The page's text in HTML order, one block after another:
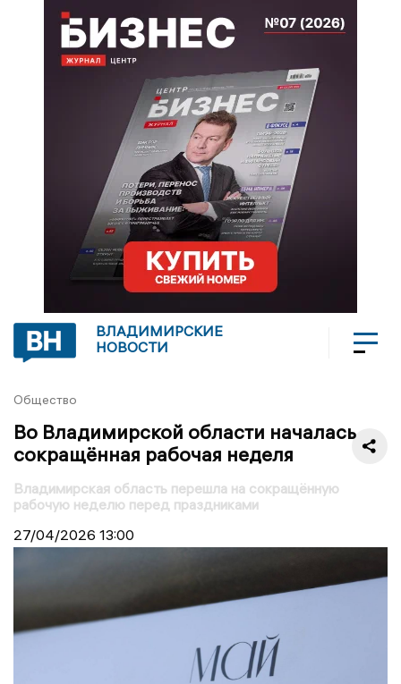
ВЛАДИМИРСКИЕ
НОВОСТИ
Общество
Во Владимирской области началась
сокращённая рабочая неделя
Владимирская область перешла на сокращённую
рабочую неделю перед праздниками
27/04/2026 13:00